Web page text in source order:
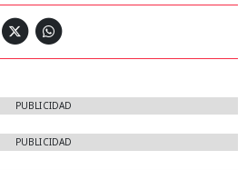
PUBLICIDAD
PUBLICIDAD